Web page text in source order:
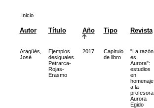
Inicio
Autor Título Año Tipo Revista
Aragüés,
José
Ejemplos
desiguales.
Petrarca-
Rojas-
Erasmo
2017
Capítulo
de libro
"La razón
es
Aurora":
estudios
en
homenaje
a la
profesora
Aurora
Egido